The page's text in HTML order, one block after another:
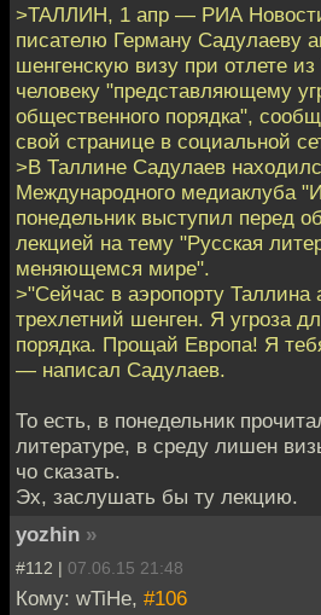
>ТАЛЛИН, 1 апр — РИА
писателю Герману Садулаеву
шенгенскую визу при отлете
человеку "представляющему
общественного порядка",
свой странице в социальной
>В Таллине Садулаев
Международного медиаклуба
понедельник выступил перед
лекцией на тему "Русская
меняющемся мире".
>"Сейчас в аэропорту Таллина
трехлетний шенген. Я угроза
порядка. Прощай Европа! Я
— написал Садулаев.
То есть, в понедельник
литературе, в среду лишен
чо сказать.
Эх, заслушать бы ту лекцию.
yozhin »
#112 | 07.06.15 21:48
Кому: wTiHe, #106